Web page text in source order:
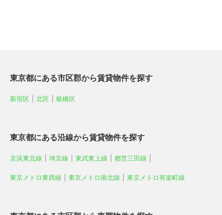
東京都にある市区郡から賃貸物件を探す
新宿区 北区 板橋区
東京都にある沿線から賃貸物件を探す
京浜東北線 埼京線 東武東上線 都営三田線
東京メトロ東西線 東京メトロ南北線 東京メトロ有楽町線